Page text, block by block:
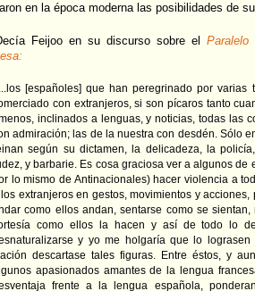
en la época moderna las posibilidades de
Feijoo en su discurso sobre el
[españoles] que han peregrinado por
con extranjeros, si son pícaros tanto
inclinados a lenguas, y noticias, todas las
admiración; las de la nuestra con desdén. Sólo
según su dictamen, la delicadeza, la
y barbarie. Es cosa graciosa ver a algunos de
lo mismo de Antinacionales) hacer violencia a
extranjeros en gestos, movimientos y
como ellos andan, sentarse como se
como ellos la hacen y así de todo lo
y yo me holgaría que lo lograsen
descartase tales figuras. Entre éstos, y
apasionados amantes de la lengua
frente a la lengua española,